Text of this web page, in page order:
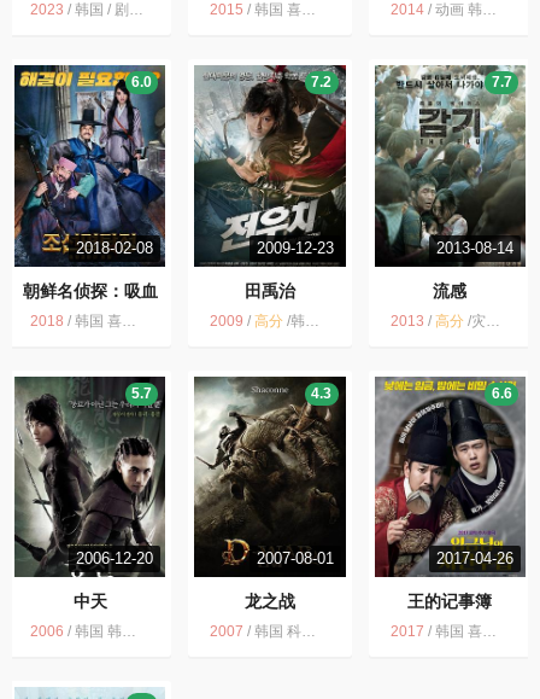
2023 / 韩国 / 剧情 动作 科幻 冒险 2015 /韩国 喜剧 韩国电影 2015 搞笑 电影 冒险 韩影 2014/ 动画 韩国 刘亚仁 奇幻 韩国动画 2014 郑有美 韩国电影
2018-02-08
朝鲜名侦探：吸血
怪魔的秘密
6.0
2018 / 韩国 喜剧 悬疑 古装 朝鲜名侦探 2018 奇幻 犯罪
2009-12-23
田禹治
7.2
2009 /高分 /韩国电影 韩国 奇幻 姜东元 林秀晶 动作 田禹治 喜剧
2013-08-14
流感
7.7
2013 / 高分/灾难 人性 韩国 韩国电影 剧情 感人 惊悚 亲情
2006-12-20
中天
5.7
2006 / 韩国 韩国电影 魔幻 金泰熙 爱情 郑宇成 奇幻 中天
2007-08-01
龙之战
4.3
2007 /韩国 科幻 魔幻 韩国电影 龙之战争 2007 美国 奇幻
2017-04-26
王的记事簿
6.6
2017 / 韩国 喜剧 古装 搞笑 2017 推理 历史 冒险